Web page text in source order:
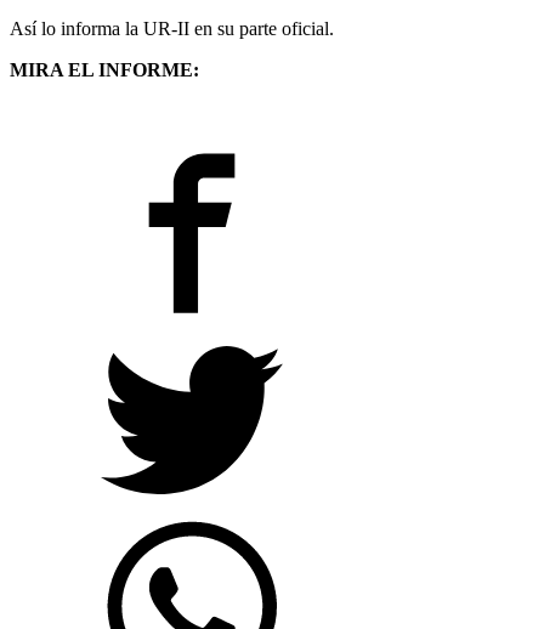
Así lo informa la UR-II en su parte oficial.
MIRA EL INFORME: